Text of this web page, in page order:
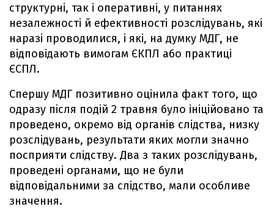
структурні, так і оперативні, у питаннях
незалежності й ефективності розслідувань, які
наразі проводилися, і які, на думку МДГ, не
відповідають вимогам ЄКПЛ або практиці
ЄСПЛ.
Спершу МДГ позитивно оцінила факт того, що
одразу після подій 2 травня було ініційовано та
проведено, окремо від органів слідства, низку
розслідувань, результати яких могли значно
посприяти слідству. Два з таких розслідувань,
проведені органами, що не були
відповідальними за слідство, мали особливе
значення.